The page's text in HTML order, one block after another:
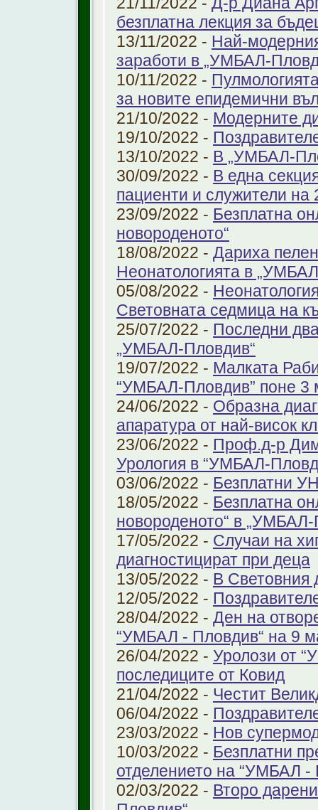
безплатна лекция за
13/11/2022 - Най-
заработи в „УМБАЛ-
10/11/2022 -
за новите епидемични
21/10/2022 - Модерните
19/10/2022 -
13/10/2022 - В „УМБАЛ-
30/09/2022 - В една
пациенти и служители на
23/09/2022 - Безплатна
новороденото“
18/08/2022 - Дариха
Неонатологията в
05/08/2022 -
Световната седмица на
25/07/2022 - Последни
„УМБАЛ-Пловдив“
19/07/2022 - Малката
“УМБАЛ-Пловдив” поне 3
24/06/2022 - Образна
апаратура от най-висок
23/06/2022 - Проф.д-р
Урология в “УМБАЛ-
03/06/2022 - Безплатни
18/05/2022 - Безплатна
новороденото“ в „УМБАЛ-
17/05/2022 - Случаи на
диагностицират при деца
13/05/2022 - В Световния
12/05/2022 -
28/04/2022 - Ден на
“УМБАЛ - Пловдив“ на 9
26/04/2022 - Уролози от
последиците от Ковид
21/04/2022 - Честит
06/04/2022 -
23/03/2022 - Нов
10/03/2022 - Безплатни
отделението на “УМБАЛ -
02/03/2022 - Второ